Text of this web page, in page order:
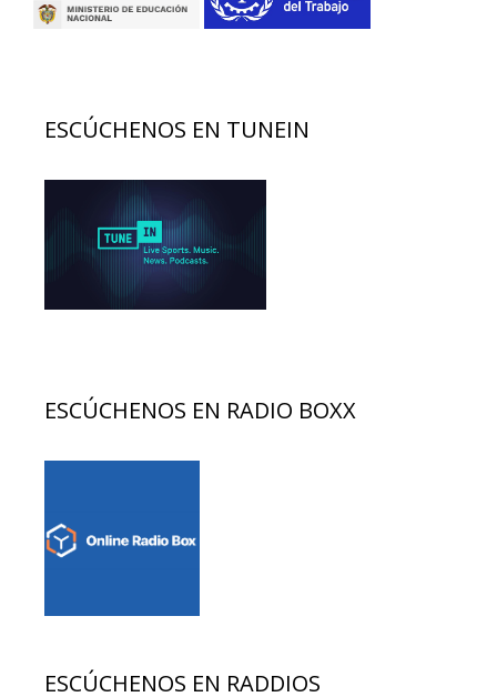
ESCÚCHENOS EN TUNEIN
ESCÚCHENOS EN RADIO BOXX
ESCÚCHENOS EN RADDIOS